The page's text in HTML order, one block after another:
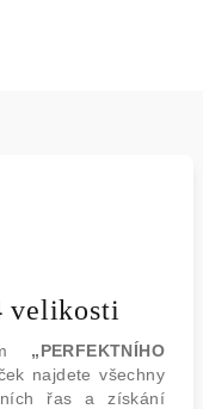
velikosti
„PERFEKTNÍHO
najdete všechny
řas a získání